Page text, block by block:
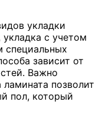
укладки
укладка с учетом
специальных
зависит от
Важно
позволит
пол, который